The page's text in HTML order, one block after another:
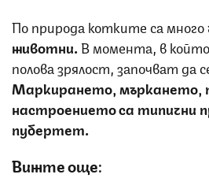
По природа котките са много
животни.В момента, в
полова зрялост, започват да
Маркирането, мъркането,
настроението са типични
пубертет.
Вижте още: